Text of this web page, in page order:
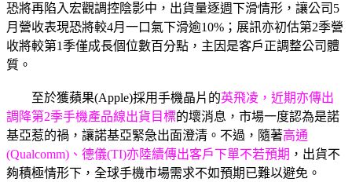
恐將再陷入宏觀調控陰影中，出貨量逐週下滑情形，讓公司5
月營收表現恐將較4月一口氣下滑逾10%；展訊亦初估第2季營
收將較第1季僅成長個位數百分點，主因是客戶正調整公司體
質。
至於獲蘋果(Apple)採用手機晶片的英飛凌，近期亦傳出
調降第2季手機產品線出貨目標的壞消息，市場一度認為是諾
基亞惹的禍，讓諾基亞緊急出面澄清。不過，隨著高通
(Qualcomm)、德儀(TI)亦陸續傳出客戶下單不若預期 ，出貨不
夠積極情形下，全球手機市場需求不如預期已難以避免。